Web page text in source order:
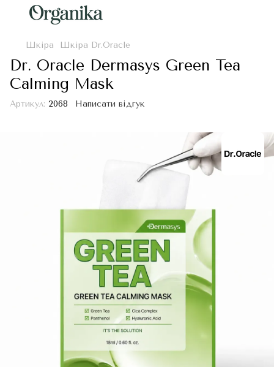
Шкіра Шкіра Dr.Oracle
Dr. Oracle Dermasys Green Tea
Calming Mask
Артикул: 2068 Написати відгук